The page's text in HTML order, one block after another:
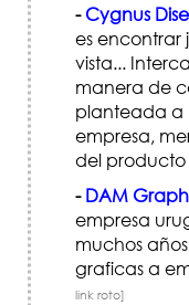
-Cygnus
es encontrar
vista...
manera de
planteada a
empresa,
del producto
- DAM
empresa
muchos
graficas a
link roto]